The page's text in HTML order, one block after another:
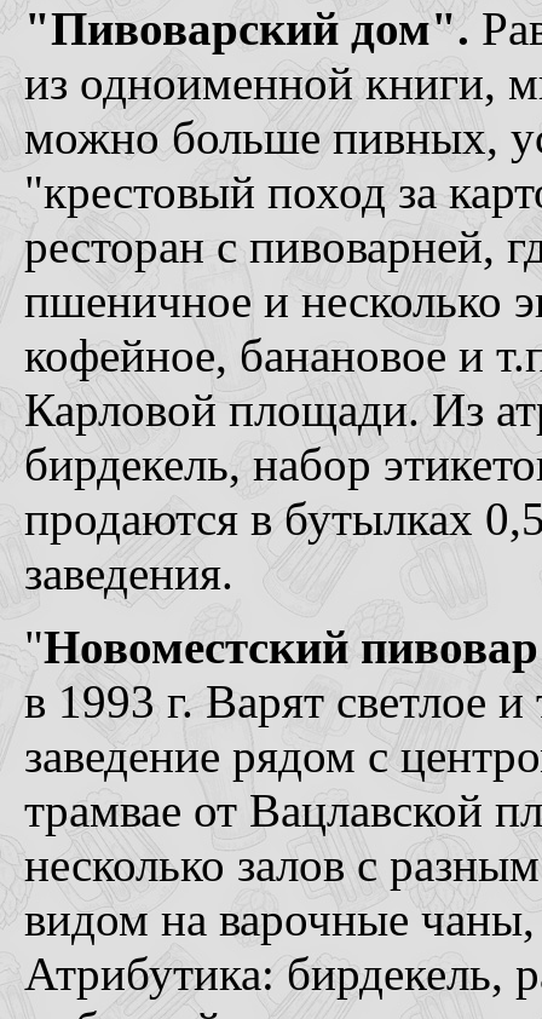
"Пивоварский дом".
из одноименной книги,
можно больше пивных,
"крестовый поход за
ресторан с пивоварней,
пшеничное и несколько
кофейное, банановое и
Карловой площади. Из
бирдекель, набор
продаются в бутылках
заведения.
"Новоместский
в 1993 г. Варят светлое
заведение рядом с
трамвае от Вацлавской
несколько залов с
видом на варочные чаны,
Атрибутика: бирдекель,